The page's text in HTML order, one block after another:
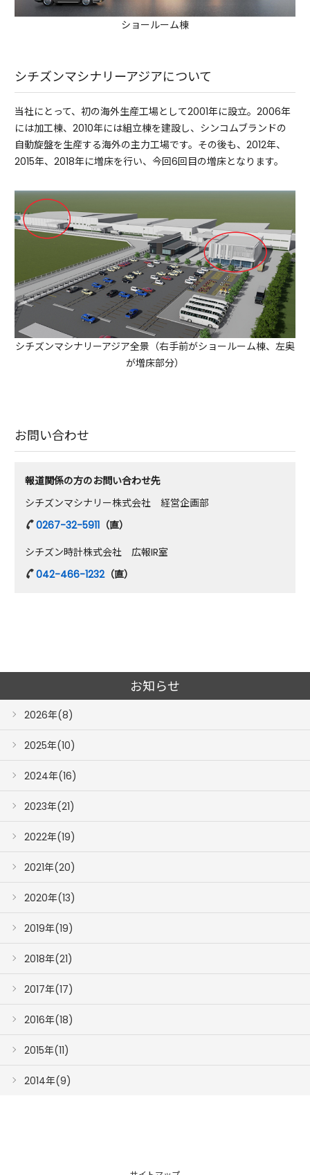
ショールーム棟
シチズンマシナリーアジアについて
当社にとって、初の海外生産工場として2001年に設立。2006年
には加工棟、2010年には組立棟を建設し、シンコムブランドの
自動旋盤を生産する海外の主力工場です。その後も、2012年、
2015年、2018年に増床を行い、今回6回目の増床となります。
シチズンマシナリーアジア全景（右手前がショールーム棟、左奥
が増床部分）
お問い合わせ
報道関係の方のお問い合わせ先
シチズンマシナリー株式会社 経営企画部
0267-32-5911 （直）
シチズン時計株式会社 広報IR室
042-466-1232（直）
お知らせ
2026年(8)
2025年(10)
2024年(16)
2023年(21)
2022年(19)
2021年(20)
2020年(13)
2019年(19)
2018年(21)
2017年(17)
2016年(18)
2015年(11)
2014年(9)